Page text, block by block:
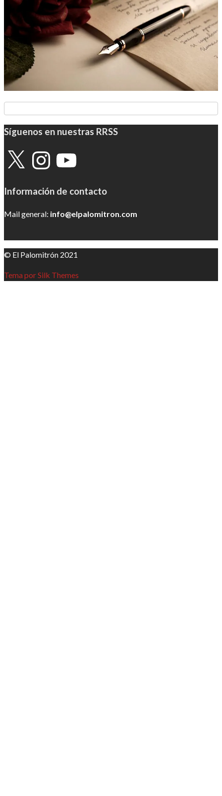
Síguenos en nuestras RRSS
X InstagramYouTube
Información de contacto
Mail general: info@elpalomitron.com
© El Palomitrón 2021
Tema por Silk Themes